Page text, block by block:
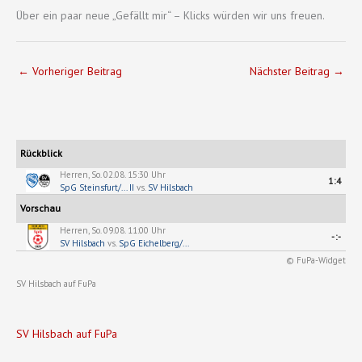
Über ein paar neue „Gefällt mir“ – Klicks würden wir uns freuen.
← Vorheriger Beitrag Nächster Beitrag →
Rückblick
Herren, So. 02.08. 15:30 Uhr
SpG Steinsfurt/... II vs. SV Hilsbach
1:4
Vorschau
Herren, So. 09.08. 11:00 Uhr
SV Hilsbach vs. SpG Eichelberg/...
-:-
© FuPa-Widget
SV Hilsbach auf FuPa
SV Hilsbach auf FuPa